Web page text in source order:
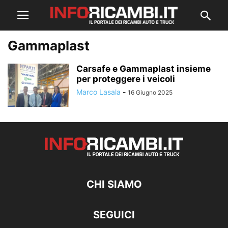
Gammaplast
Carsafe e Gammaplast insieme
per proteggere i veicoli
Marco Lasala - 16 Giugno 2025
CHI SIAMO
SEGUICI